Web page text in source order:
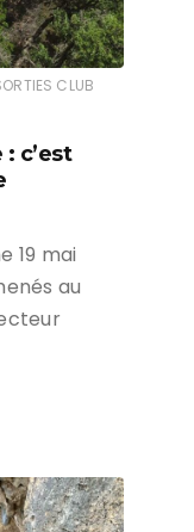
CLUB
c’est
19 mai
au